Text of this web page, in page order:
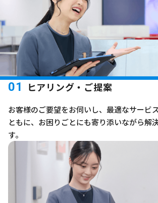
01 ヒアリング・ご提案
お客様のご要望をお伺いし、最適なサービ
ともに、お困りごとにも寄り添いながら解
す。